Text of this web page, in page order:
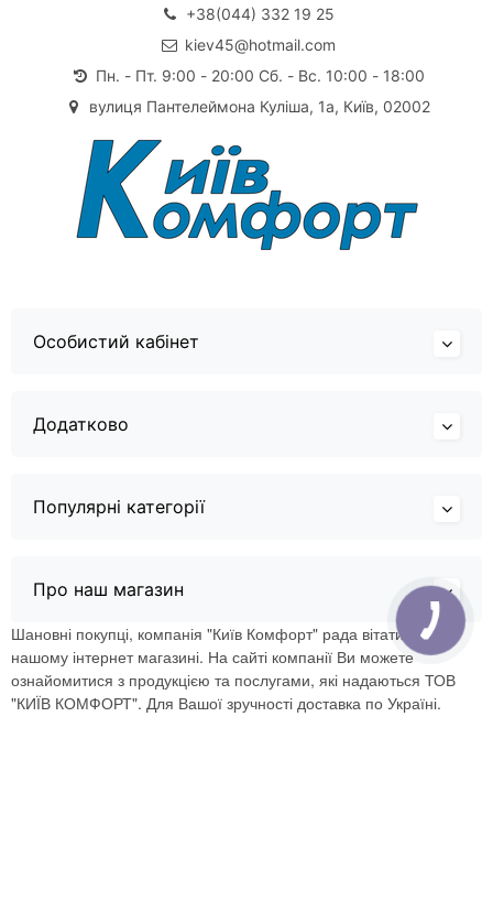
+38(044) 332 19 25
kiev45@hotmail.com
Пн. - Пт. 9:00 - 20:00 Сб. - Вс. 10:00 - 18:00
вулиця Пантелеймона Куліша, 1а, Київ, 02002
Особистий кабінет
Додатково
Популярні категорії
Про наш магазин
Шановні покупці, компанія "Київ Комфорт" рада вітати Вас в
нашому інтернет магазині. На сайті компанії Ви можете
ознайомитися з продукцією та послугами, які надаються ТОВ
"КИЇВ КОМФОРТ". Для Вашої зручності доставка по Україні.